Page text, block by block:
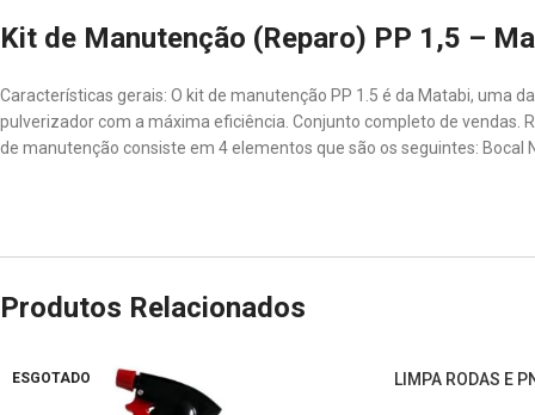
Kit de Manutenção (Reparo) PP 1,5 –
Características gerais: O kit de manutenção PP 1.5 é da Matabi, uma
pulverizador com a máxima eficiência. Conjunto completo de vendas.
de manutenção consiste em 4 elementos que são os seguintes: Bocal
Produtos Relacionados
ESGOTADO ESGOTADO
LEIA MAIS
LIMPA RODAS E